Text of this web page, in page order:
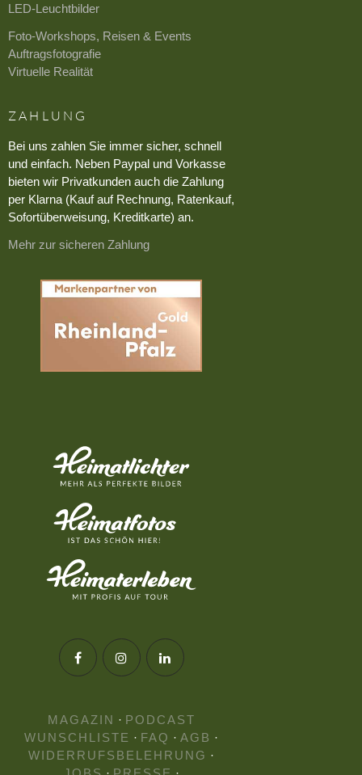
LED-Leuchtbilder
Foto-Workshops, Reisen & Events
Auftragsfotografie
Virtuelle Realität
ZAHLUNG
Bei uns zahlen Sie immer sicher, schnell
und einfach. Neben Paypal und Vorkasse
bieten wir Privatkunden auch die Zahlung
per Klarna (Kauf auf Rechnung, Ratenkauf,
Sofortüberweisung, Kreditkarte) an.
Mehr zur sicheren Zahlung
MAGAZIN · PODCAST
WUNSCHLISTE · FAQ · AGB ·
WIDERRUFSBELEHRUNG ·